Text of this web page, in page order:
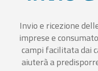
Invio e ricezione
imprese e
campi facilitata dai
aiuterà a